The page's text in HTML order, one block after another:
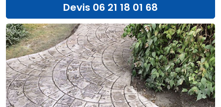
Devis 06 21 18 01 68